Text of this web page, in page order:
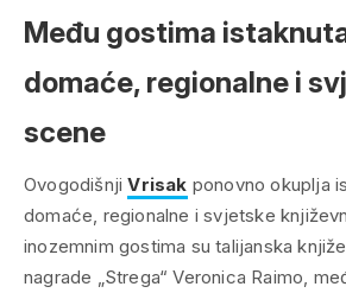
Među gostima
domaće, regionalne i
scene
OvogodišnjiVrisak ponovno okuplja
domaće, regionalne i svjetske
inozemnim gostima su talijanska
nagrade „Strega“ Veronica Raimo,